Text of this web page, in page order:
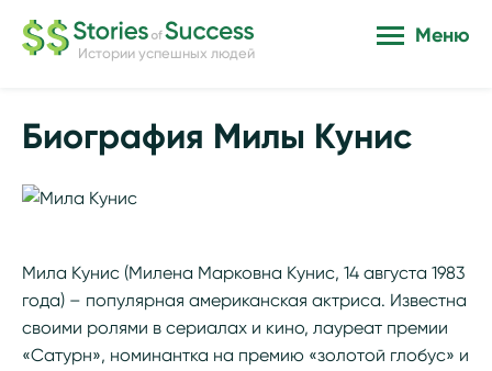
Истории успешных людей
Меню
Биография Милы Кунис
Мила Кунис (Милена Марковна Кунис, 14 августа 1983
года) – популярная американская актриса. Известна
своими ролями в сериалах и кино, лауреат премии
«Сатурн», номинантка на премию «золотой глобус» и